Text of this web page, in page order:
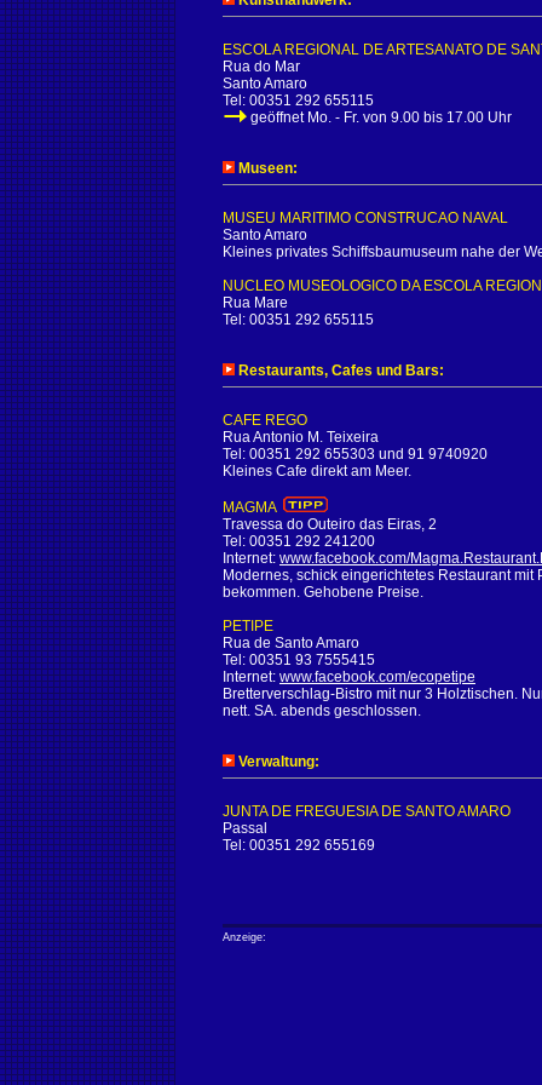
ESCOLA REGIONAL DE ARTESANATO DE
Rua do Mar
Santo Amaro
Tel: 00351 292 655115
geöffnet Mo. - Fr. von 9.00 bis 17.00 Uhr
Museen:
MUSEU MARITIMO CONSTRUCAO NAVAL
Santo Amaro
Kleines privates Schiffsbaumuseum nahe der
NUCLEO MUSEOLOGICO DA ESCOLA
Rua Mare
Tel: 00351 292 655115
Restaurants, Cafes und Bars:
CAFE REGO
Rua Antonio M. Teixeira
Tel: 00351 292 655303 und 91 9740920
Kleines Cafe direkt am Meer.
MAGMA
Travessa do Outeiro das Eiras, 2
Tel: 00351 292 241200
Internet: www.facebook.com/
Modernes, schick eingerichtetes Restaurant
bekommen. Gehobene Preise.
PETIPE
Rua de Santo Amaro
Tel: 00351 93 7555415
Internet: www.facebook.com/ecopetipe
Bretterverschlag-Bistro mit nur 3 Holztischen.
nett. SA. abends geschlossen.
Verwaltung:
JUNTA DE FREGUESIA DE SANTO AMARO
Passal
Tel: 00351 292 655169
Anzeige: